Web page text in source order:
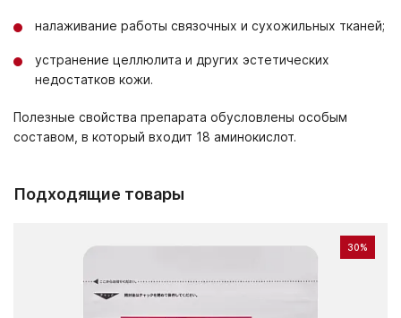
налаживание работы связочных и сухожильных тканей;
устранение целлюлита и других эстетических
недостатков кожи.
Полезные свойства препарата обусловлены особым
составом, в который входит 18 аминокислот.
Подходящие товары
30%